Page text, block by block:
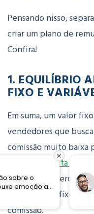
Pensando nisso,
criar um plano de
Confira!
1. EQUILÍBRIO
FIXO E
Em suma, um valor
vendedores que
comissão muito baixa
incentivar a alta
pesquisar o mercado
para o salário fixo e
comissão.
Excelente
completo com
processos
Jose Menino